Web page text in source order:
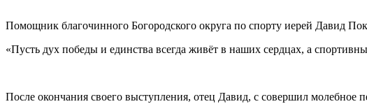
Помощник благочинного Богородского округа по спорту иерей Давид
«Пусть дух победы и единства всегда живёт в наших сердцах, а
После окончания своего выступления, отец Давид, с совершил молебное